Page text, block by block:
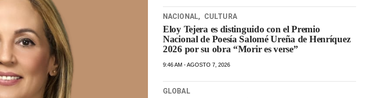
NACIONAL, CULTURA
Eloy Tejera es distinguido con el Premio
Nacional de Poesía Salomé Ureña de Henríquez
2026 por su obra “Morir es verse”
9:46 AM - AGOSTO 7, 2026
GLOBAL